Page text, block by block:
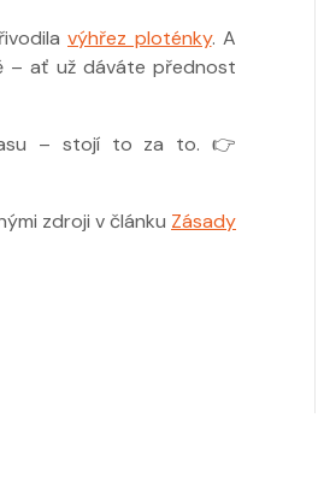
výhřez ploténky. A
– ať už dáváte přednost
– stojí to za to. 👉
zdroji v článku Zásady